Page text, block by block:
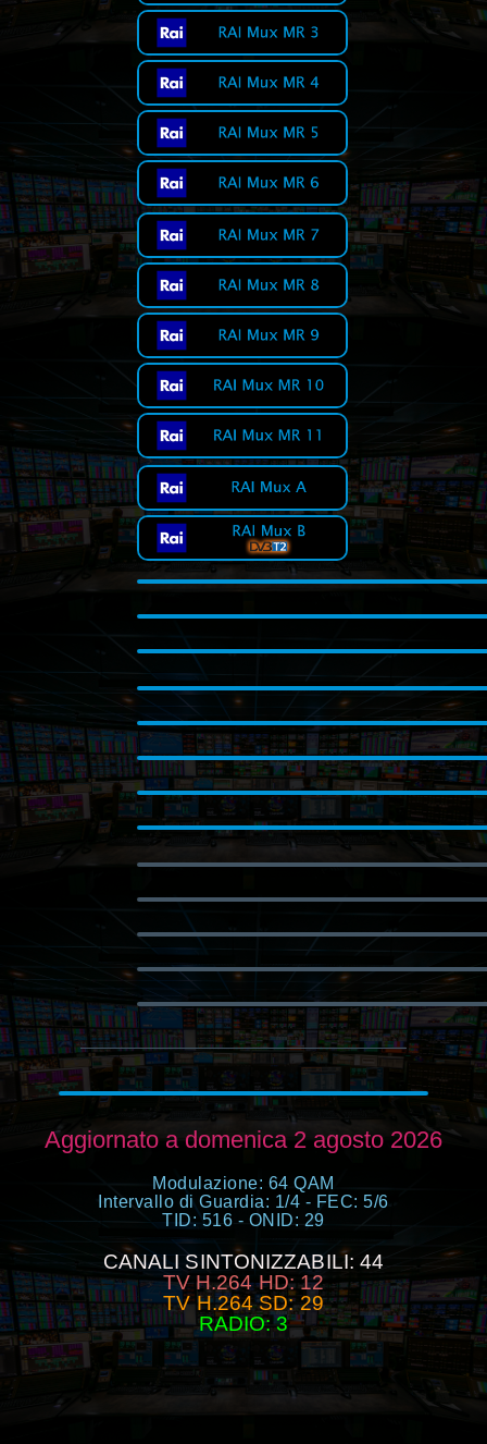
Aggiornato a domenica 2 agosto 2026
Modulazione: 64 QAM
Intervallo di Guardia: 1/4 - FEC: 5/6
TID: 516 - ONID: 29
CANALI SINTONIZZABILI: 44
TV H.264 HD: 12
TV H.264 SD: 29
RADIO: 3